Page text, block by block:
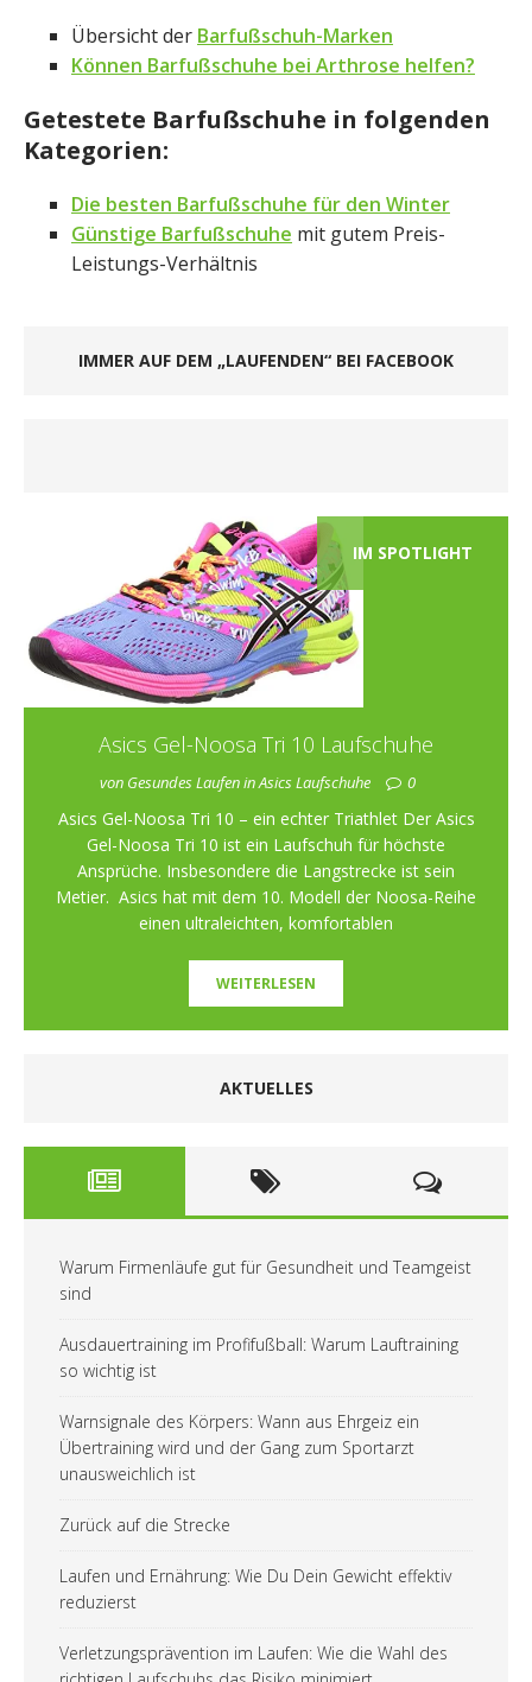
Übersicht der Barfußschuh-Marken
Können Barfußschuhe bei Arthrose helfen?
Getestete Barfußschuhe in folgenden
Kategorien:
Die besten Barfußschuhe für den Winter
Günstige Barfußschuhe mit gutem Preis-
Leistungs-Verhältnis
IMMER AUF DEM „LAUFENDEN“ BEI FACEBOOK
IM SPOTLIGHT
Asics Gel-Noosa Tri 10 Laufschuhe
von Gesundes Laufen in Asics Laufschuhe 0
Asics Gel-Noosa Tri 10 – ein echter Triathlet Der Asics
Gel-Noosa Tri 10 ist ein Laufschuh für höchste
Ansprüche. Insbesondere die Langstrecke ist sein
Metier. Asics hat mit dem 10. Modell der Noosa-Reihe
einen ultraleichten, komfortablen
WEITERLESEN
AKTUELLES
Warum Firmenläufe gut für Gesundheit und Teamgeist
sind
Ausdauertraining im Profifußball: Warum Lauftraining
so wichtig ist
Warnsignale des Körpers: Wann aus Ehrgeiz ein
Übertraining wird und der Gang zum Sportarzt
unausweichlich ist
Zurück auf die Strecke
Laufen und Ernährung: Wie Du Dein Gewicht effektiv
reduzierst
Verletzungsprävention im Laufen: Wie die Wahl des